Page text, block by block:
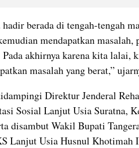
berada di tengah-tengah
mendapatkan
akhirnya karena kita lalai,
masalah yang berat,”
Direktur Jenderal
Sosial Lanjut Usia Suratna,
disambut Wakil Bupati
Lanjut Usia Husnul Khotimah